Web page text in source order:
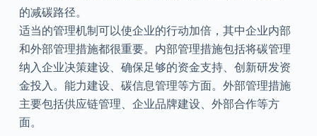
的减碳路径。
适当的管理机制可以使企业的行动加倍，其中企业内部
和外部管理措施都很重要。内部管理措施包括将碳管理
纳入企业决策建设、确保足够的资金支持、创新研发资
金投入。能力建设、碳信息管理等方面。外部管理措施
主要包括供应链管理、企业品牌建设、外部合作等方
面。